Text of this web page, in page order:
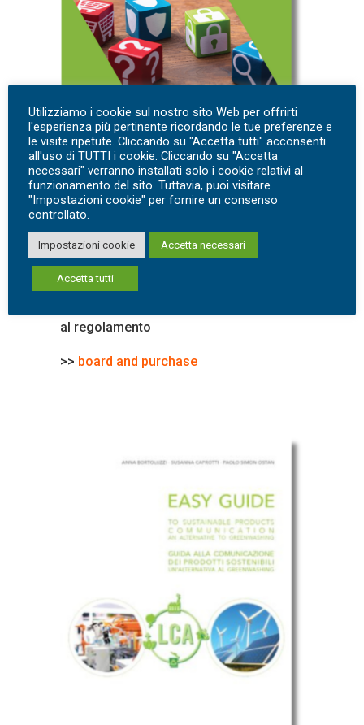
Il digital marketing ai sensi del GDPR
al regolamento
>> board and purchase
Utilizziamo i cookie sul nostro sito Web per offrirti
l'esperienza più pertinente ricordando le tue preferenze e
le visite ripetute. Cliccando su "Accetta tutti" acconsenti
all'uso di TUTTI i cookie. Cliccando su "Accetta
necessari" verranno installati solo i cookie relativi al
funzionamento del sito. Tuttavia, puoi visitare
"Impostazioni cookie" per fornire un consenso
controllato.
Impostazioni cookie Accetta necessari
Accetta tutti